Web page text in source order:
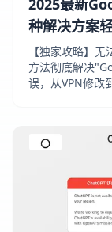
2025最新
种解决方案
【独家攻略】
方法彻底解决
误，从VPN修改